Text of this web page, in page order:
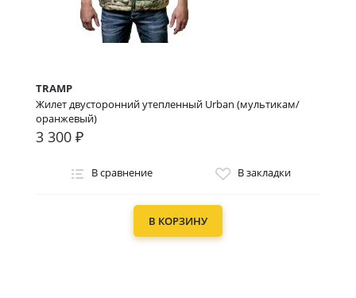
TRAMP
Жилет двусторонний утепленный Urban (мультикам/
оранжевый)
3 300 ₽
В сравнение В закладки
В КОРЗИНУ